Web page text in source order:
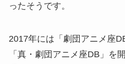
ったそうです。
2017年には「劇団アニメ座
「真・劇団アニメ座DB」を